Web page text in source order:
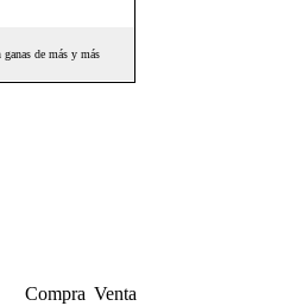
Compra Venta